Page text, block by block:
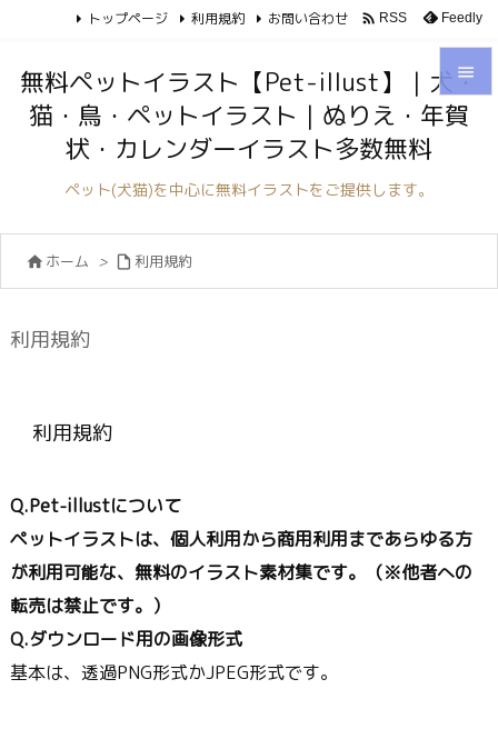



トップページ 利用規約 お問い合わせ  RSS Feedly
無料ペットイラスト【Pet-illust】｜犬・
猫・鳥・ペットイラスト｜ぬりえ・年賀
状・カレンダーイラスト多数無料
ペット(犬猫)を中心に無料イラストをご提供します。
 ホーム >  利用規約
利用規約
利用規約
Q.Pet-illustについて
ペットイラストは、個人利用から商用利用まであらゆる方
が利用可能な、無料のイラスト素材集です。（※他者への
転売は禁止です。）
Q.ダウンロード用の画像形式
基本は、透過PNG形式かJPEG形式です。